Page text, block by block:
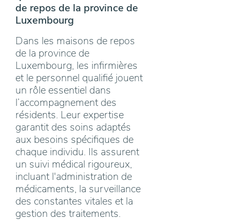
de repos de la province de
Luxembourg
Dans les maisons de repos
de la province de
Luxembourg, les infirmières
et le personnel qualifié jouent
un rôle essentiel dans
l’accompagnement des
résidents. Leur expertise
garantit des soins adaptés
aux besoins spécifiques de
chaque individu. Ils assurent
un suivi médical rigoureux,
incluant l'administration de
médicaments, la surveillance
des constantes vitales et la
gestion des traitements.